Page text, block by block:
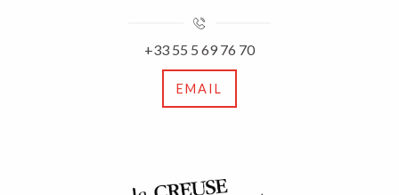
+33 55 5 69 76 70
EMAIL